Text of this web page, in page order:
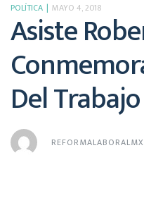
POLÍTICA MAYO 4, 2018
Asiste
Del Trabajo
REFORMALABORALMX